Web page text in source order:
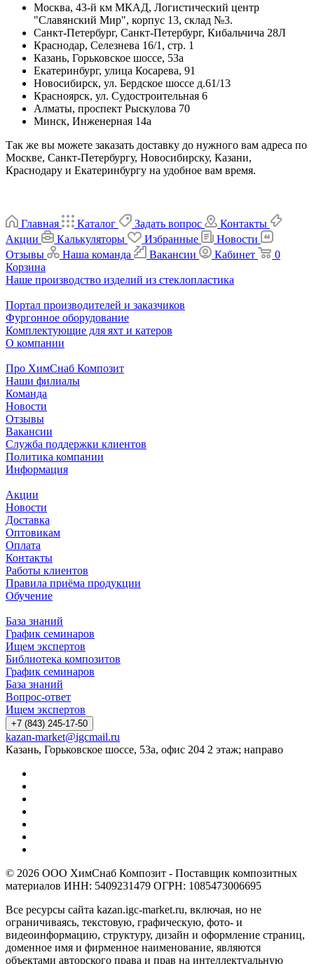
Москва, 43-й км МКАД, Логистический центр
"Славянский Мир", корпус 13, склад №3.
Санкт-Петербург, Санкт-Петербург, Кибальчича 28Л
Краснодар, Селезнева 16/1, стр. 1
Казань, Горьковское шоссе, 53а
Екатеринбург, улица Косарева, 91
Новосибирск, ул. Бердское шоссе д.61/13
Красноярск, ул. Судостроительная 6
Алматы, проспект Рыскулова 70
Минск, Инженерная 14а
Так же вы можете заказать доставку до нужного вам адреса по
Москве, Санкт-Петербургу, Новосибирску, Казани,
Краснодару и Екатеринбургу на удобное вам время.
Главная Каталог Задать вопрос
Контакты
Акции
Калькуляторы Избранные
Новости
Отзывы
Наша команда Вакансии Кабинет
0
Корзина
Наше производство изделий из стеклопластика
Портал производителей и заказчиков
Фургонное оборудование
Комплектующие для яхт и катеров
О компании
Про ХимСнаб Композит
Наши филиалы
Команда
Новости
Отзывы
Вакансии
Служба поддержки клиентов
Политика компании
Информация
Акции
Новости
Доставка
Оптовикам
Оплата
Контакты
Работы клиентов
Правила приёма продукции
Обучение
База знаний
График семинаров
Ищем экспертов
Библиотека композитов
График семинаров
База знаний
Вопрос-ответ
Ищем экспертов
+7 (843) 245-17-50
kazan-market@igcmail.ru
Казань, ​Горьковское шоссе, 53а, офис 204 2 этаж; направо
© 2026 ООО ХимСнаб Композит - Поставщик композитных
материалов ИНН: 5409231479 ОГРН: 1085473006695
Все ресурсы сайта kazan.igc-market.ru, включая, но не
ограничиваясь, текстовую, графическую, фото- и
видеоинформацию, структуру, дизайн и оформление страниц,
доменное имя и фирменное наименование, являются
объектами авторского права и прав на интеллектуальную